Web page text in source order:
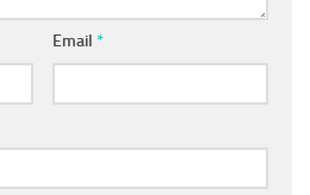
Email *